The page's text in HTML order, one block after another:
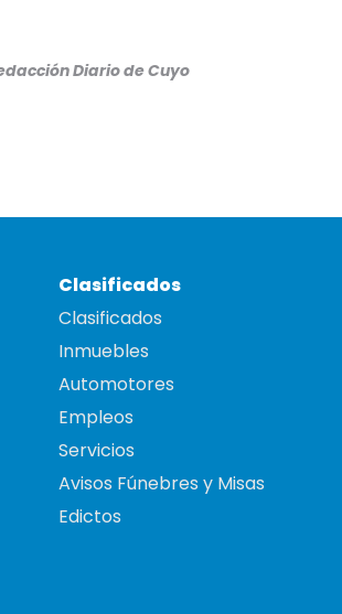
Diario de Cuyo
Clasificados
Clasificados
Inmuebles
Automotores
Empleos
Servicios
Avisos Fúnebres y Misas
Edictos